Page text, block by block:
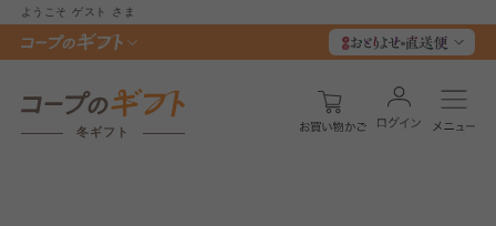
ようこそ ゲスト さま
冬ギフト